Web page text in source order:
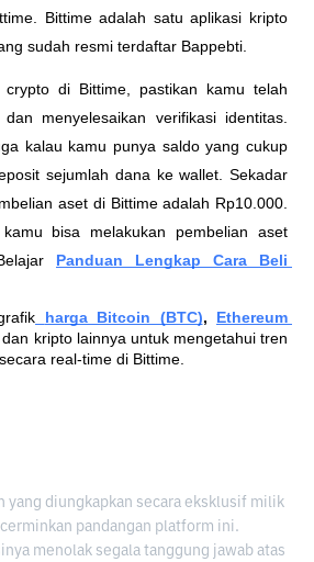
Bittime adalah satu aplikasi kripto
sudah resmi terdaftar Bappebti.
di Bittime, pastikan kamu telah
menyelesaikan verifikasi identitas.
kalau kamu punya saldo yang cukup
sejumlah dana ke wallet. Sekadar
aset di Bittime adalah Rp10.000.
bisa melakukan pembelian aset
Panduan Lengkap Cara Beli
harga Bitcoin (BTC), Ethereum
dan kripto lainnya untuk mengetahui tren
real-time di Bittime.
yang diungkapkan secara eksklusif milik
pandangan platform ini.
menolak segala tanggung jawab atas